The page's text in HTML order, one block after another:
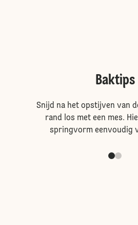
Baktips
Snijd na het opstijven van
rand los met een mes.
springvorm eenvoudig